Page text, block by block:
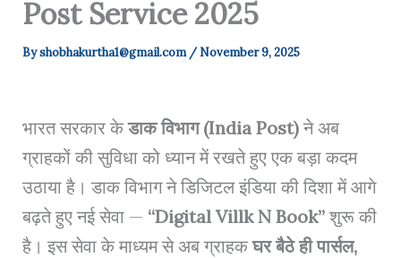
Post Service 2025
Byshobhakurtha1@gmail.com /November 9, 2025
भारत सरकार केडाक विभाग (India Post)ने अब
ग्राहकों की सुविधा को ध्यान में रखते हुए एक बड़ा कदम
उठाया है। डाक विभाग ने डिजिटल इंडिया की दिशा में आगे
बढ़ते हुए नई सेवा — “Digital Villk N Book”शुरू की
है। इस सेवा के माध्यम से अब ग्राहकघर बैठे ही पार्सल,